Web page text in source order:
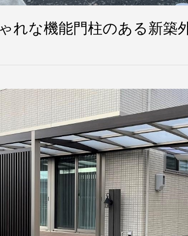
れな機能門柱のある新築